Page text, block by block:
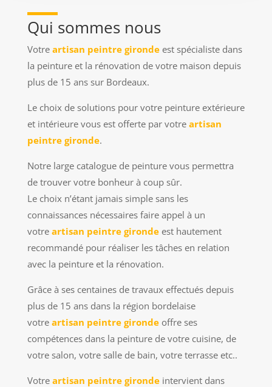
Qui sommes nous
Votre artisan peintre girondeest spécialiste dans
la peinture et la rénovation de votre maison depuis
plus de 15 ans sur Bordeaux.
Le choix de solutions pour votre peinture extérieure
et intérieure vous est offerte par votre artisan
peintre gironde.
Notre large catalogue de peinture vous permettra
de trouver votre bonheur à coup sûr.
Le choix n’étant jamais simple sans les
connaissances nécessaires faire appel à un
votre artisan peintre girondeest hautement
recommandé pour réaliser les tâches en relation
avec la peinture et la rénovation.
Grâce à ses centaines de travaux effectués depuis
plus de 15 ans dans la région bordelaise
votre artisan peintre girondeoffre ses
compétences dans la peinture de votre cuisine, de
votre salon, votre salle de bain, votre terrasse etc..
Votre artisan peintre girondeintervient dans